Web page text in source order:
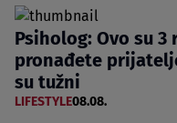
Psiholog: Ovo su 3
pronađete
su tužni
LIFESTYLE08.08.